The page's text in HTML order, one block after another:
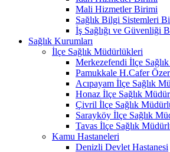
Mali Hizmetler Birimi
Sağlık Bilgi Sistemleri
İş Sağlığı ve Güvenliği
Sağlık Kurumları
İlçe Sağlık Müdürlükleri
Merkezefendi İlçe
Pamukkale H.Cafer
Acıpayam İlçe Sağlık
Honaz İlçe Sağlık
Çivril İlçe Sağlık
Sarayköy İlçe Sağlık
Tavas İlçe Sağlık
Kamu Hastaneleri
Denizli Devlet Hastanesi